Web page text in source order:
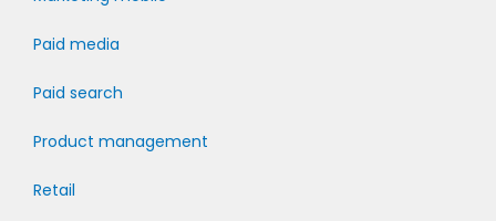
Paid media
Paid search
Product management
Retail